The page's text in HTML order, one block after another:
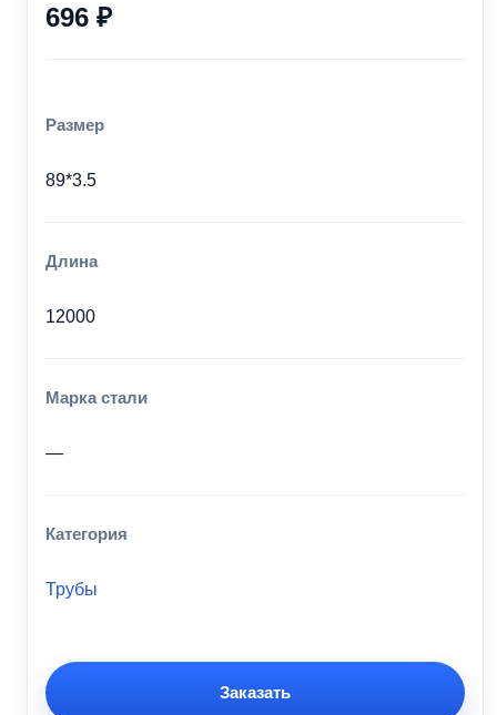
696 ₽
Размер
89*3.5
Длина
12000
Марка стали
—
Категория
Трубы
Заказать